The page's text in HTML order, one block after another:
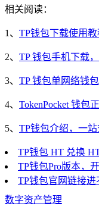
相关阅读：
1、 TP钱包下载使用
2、 TP 钱包手机下载
3、 TP 钱包单网络钱
4、 TokenPocket 钱包
5、 TP钱包介绍，一
TP钱包 HT 兑换
TP钱包Pro版本，
TP钱包官网链接
数字资产管理